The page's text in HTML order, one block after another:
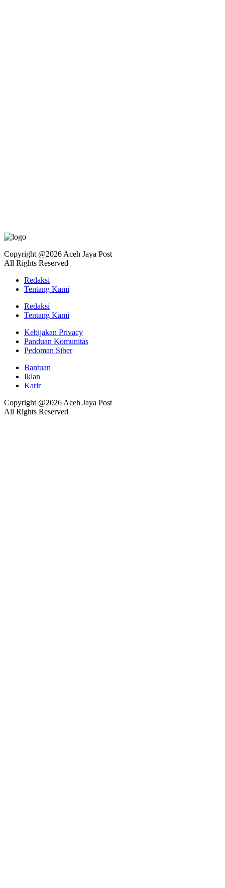
Copyright @2026 Aceh Jaya Post
All Rights Reserved
Redaksi
Tentang Kami
Redaksi
Tentang Kami
Kebijakan Privacy
Panduan Komunitas
Pedoman Siber
Bantuan
Iklan
Karir
Copyright @2026 Aceh Jaya Post
All Rights Reserved